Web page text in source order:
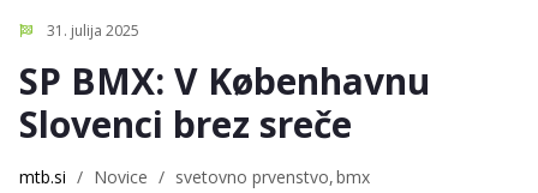
31. julija 2025
SP BMX: V Københavnu
Slovenci brez sreče
mtb.si / Novice / svetovno prvenstvo bmx